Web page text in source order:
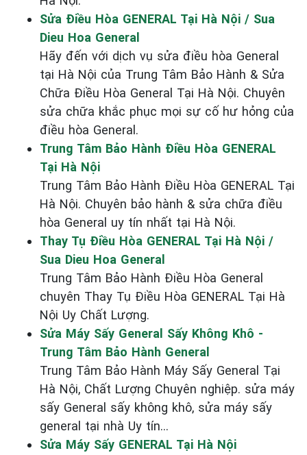
Sửa Điều Hòa GENERAL Tại Hà Nội / Sua
Dieu Hoa General
Hãy đến với dịch vụ sửa điều hòa General
tại Hà Nội của Trung Tâm Bảo Hành & Sửa
Chữa Điều Hòa General Tại Hà Nội. Chuyên
sửa chữa khắc phục mọi sự cố hư hỏng của
điều hòa General.
Trung Tâm Bảo Hành Điều Hòa GENERAL
Tại Hà Nội
Trung Tâm Bảo Hành Điều Hòa GENERAL Tại
Hà Nội. Chuyên bảo hành & sửa chữa điều
hòa General uy tín nhất tại Hà Nội.
Thay Tụ Điều Hòa GENERAL Tại Hà Nội /
Sua Dieu Hoa General
Trung Tâm Bảo Hành Điều Hòa General
chuyên Thay Tụ Điều Hòa GENERAL Tại Hà
Nội Uy Chất Lượng.
Sửa Máy Sấy General Sấy Không Khô -
Trung Tâm Bảo Hành General
Trung Tâm Bảo Hành Máy Sấy General Tại
Hà Nội, Chất Lượng Chuyên nghiệp. sửa máy
sấy General sấy không khô, sửa máy sấy
general tại nhà Uy tín...
Sửa Máy Sấy GENERAL Tại Hà Nội